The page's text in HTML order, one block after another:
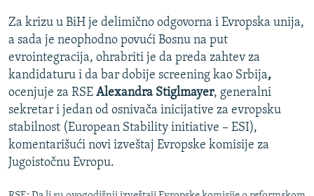
TV LIBERTY
POST SCRIPTUM
MOJA EVROPA
TRI DECENIJE OD RATA U BIH
SVE KARTE DEJTONA
NASTANAK I RASPAD JUGOSLAVIJE
Sve RFE/RL stranice
Za krizu u BiH je delimično odgovorna i Evropska unija,
a sada je neophodno povući Bosnu na put
evrointegracija, ohrabriti je da preda zahtev za
kandidaturu i da bar dobije screening kao Srbija,
ocenjuje za RSE Alexandra Stiglmayer, generalni
sekretar i jedan od osnivača inicijative za evropsku
stabilnost (European Stability initiative – ESI),
komentarišući novi izveštaj Evropske komisije za
Jugoistočnu Evropu.